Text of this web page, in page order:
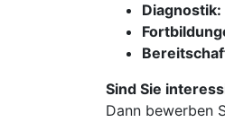
Diagnostik:
Sind Sie
Dann bewerben